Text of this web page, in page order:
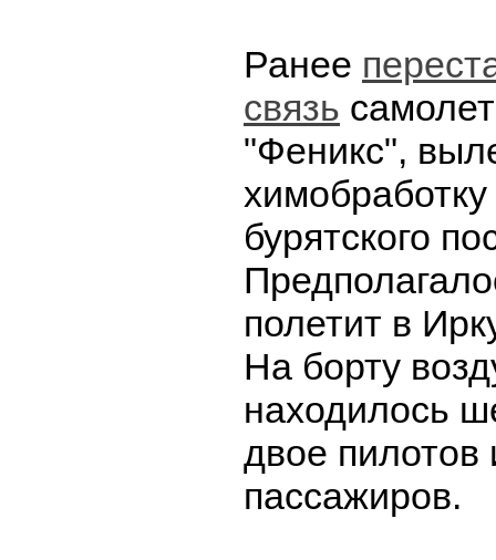
Ранее
связь
"Феникс",
бурятского
полетит в
На борту
находилось
двое пилотов
пассажиров.